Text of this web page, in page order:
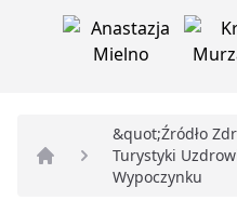
Strona główna
&quot;Źródło
Turystyki
Wypoczynku